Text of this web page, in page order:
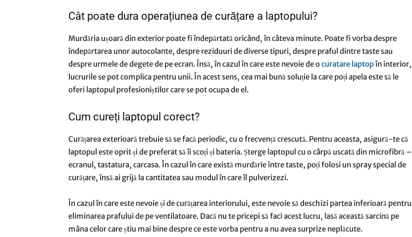
Cât poate dura operațiunea de curățare a laptopului?
Murdăria ușoară din exterior poate fi îndepărtată oricând, în câteva minute. Poate fi vorba despre
îndepărtarea unor autocolante, despre reziduuri de diverse tipuri, despre praful dintre taste sau
despre urmele de degete de pe ecran. Însă, în cazul în care este nevoie de ocuratare laptopîn interior,
lucrurile se pot complica pentru unii. În acest sens, cea mai bună soluție la care poți apela este să le
oferi laptopul profesioniștilor care se pot ocupa de el.
Cum cureți laptopul corect?
Curățarea exterioară trebuie să se facă periodic, cu o frecvență crescută. Pentru aceasta, asigură-te că
laptopul este oprit și de preferat să îi scoți și bateria. Șterge laptopul cu o cârpă uscată din microfibră –
ecranul, tastatura, carcasa. În cazul în care există murdărie între taste, poți folosi un spray special de
curățare, însă ai grijă la cantitatea sau modul în care îl pulverizezi.
În cazul în care este nevoie și de curățarea interiorului, este nevoie să deschizi partea inferioară pentru
eliminarea prafului de pe ventilatoare. Dacă nu te pricepi să faci acest lucru, lasă această sarcină pe
mâna celor care știu mai bine despre ce este vorba pentru a nu avea surprize neplăcute.